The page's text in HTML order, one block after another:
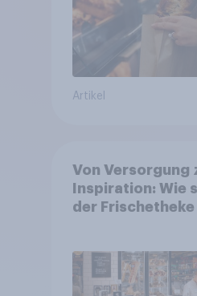
Artikel
Von Versorgung
Inspiration: Wie
der Frischetheke